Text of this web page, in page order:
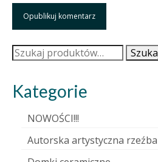
Szukaj:
Kategorie
NOWOŚCI!!!
Autorska artystyczna